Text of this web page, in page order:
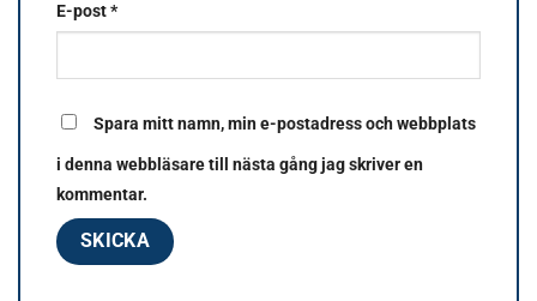
E-post*
Spara mitt namn, min e-postadress och webbplats
i denna webbläsare till nästa gång jag skriver en
kommentar.